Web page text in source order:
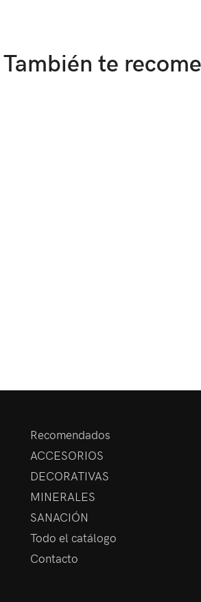
También te
Recomendados
ACCESORIOS
DECORATIVAS
MINERALES
SANACIÓN
Todo el catálogo
Contacto